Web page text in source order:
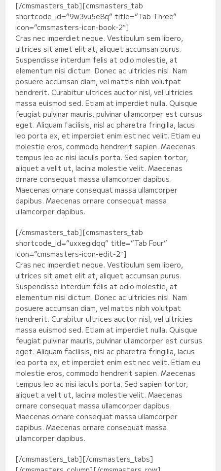
[/cmsmasters_tab][cmsmasters_tab
shortcode_id=”9w3vu5e8q” title=”Tab Three”
icon=”cmsmasters-icon-book-2″]
Cras nec imperdiet neque. Vestibulum sem libero,
ultrices sit amet elit at, aliquet accumsan purus.
Suspendisse interdum felis at odio molestie, at
elementum nisi dictum. Donec ac ultricies nisl. Nam
posuere accumsan diam, vel mattis nibh volutpat
hendrerit. Curabitur ultrices auctor nisl, vel ultricies
massa euismod sed. Etiam at imperdiet nulla. Quisque
feugiat pulvinar mauris, pulvinar ullamcorper est cursus
eget. Aliquam facilisis, nisl ac pharetra fringilla, lacus
leo porta ex, et imperdiet enim est nec velit. Etiam eu
molestie eros, commodo hendrerit sapien. Maecenas
tempus leo ac nisi iaculis porta. Sed sapien tortor,
aliquet a velit ut, lacinia molestie velit. Maecenas
ornare consequat massa ullamcorper dapibus.
Maecenas ornare consequat massa ullamcorper
dapibus. Maecenas ornare consequat massa
ullamcorper dapibus.
[/cmsmasters_tab][cmsmasters_tab
shortcode_id=”uxxegidqq” title=”Tab Four”
icon=”cmsmasters-icon-edit-2″]
Cras nec imperdiet neque. Vestibulum sem libero,
ultrices sit amet elit at, aliquet accumsan purus.
Suspendisse interdum felis at odio molestie, at
elementum nisi dictum. Donec ac ultricies nisl. Nam
posuere accumsan diam, vel mattis nibh volutpat
hendrerit. Curabitur ultrices auctor nisl, vel ultricies
massa euismod sed. Etiam at imperdiet nulla. Quisque
feugiat pulvinar mauris, pulvinar ullamcorper est cursus
eget. Aliquam facilisis, nisl ac pharetra fringilla, lacus
leo porta ex, et imperdiet enim est nec velit. Etiam eu
molestie eros, commodo hendrerit sapien. Maecenas
tempus leo ac nisi iaculis porta. Sed sapien tortor,
aliquet a velit ut, lacinia molestie velit. Maecenas
ornare consequat massa ullamcorper dapibus.
Maecenas ornare consequat massa ullamcorper
dapibus. Maecenas ornare consequat massa
ullamcorper dapibus.
[/cmsmasters_tab][/cmsmasters_tabs]